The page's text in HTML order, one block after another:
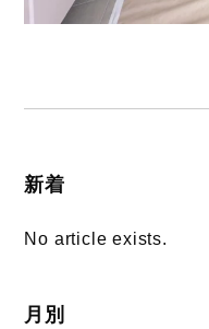
新着
No article exists.
月別